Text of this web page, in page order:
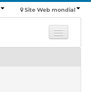
Site Web mondial